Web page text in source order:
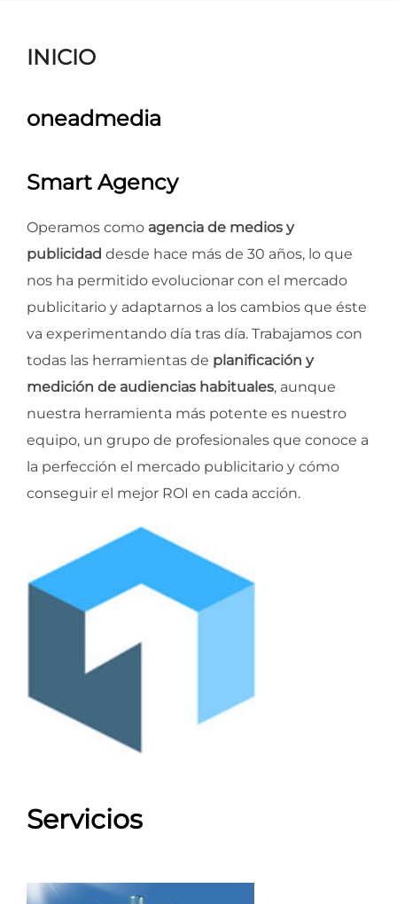
INICIO
oneadmedia
Smart Agency
Operamos como agencia de medios y
publicidad desde hace más de 30 años, lo que
nos ha permitido evolucionar con el mercado
publicitario y adaptarnos a los cambios que éste
va experimentando día tras día. Trabajamos con
todas las herramientas de planificación y
medición de audiencias habituales, aunque
nuestra herramienta más potente es nuestro
equipo, un grupo de profesionales que conoce a
la perfección el mercado publicitario y cómo
conseguir el mejor ROI en cada acción.
Servicios